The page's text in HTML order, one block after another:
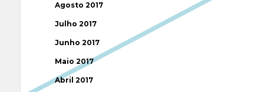
Agosto 2017
Julho 2017
Junho 2017
Maio 2017
Abril 2017